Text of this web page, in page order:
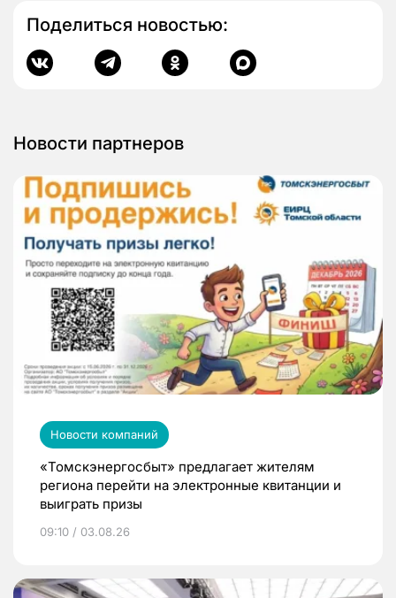
Поделиться новостью:
Новости партнеров
Новости компаний
«Томскэнергосбыт» предлагает жителям
региона перейти на электронные квитанции и
выиграть призы
09:10 / 03.08.26